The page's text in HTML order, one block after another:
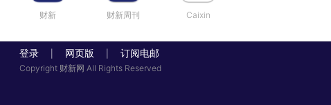
财新 财新周刊 Caixin
登录 网页版 订阅电邮
Copyright 财新网 All Rights Reserved